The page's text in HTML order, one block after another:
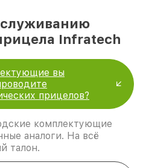
Infratech
вы
прицелов?
комплектующие
аналоги. На всё
талон.